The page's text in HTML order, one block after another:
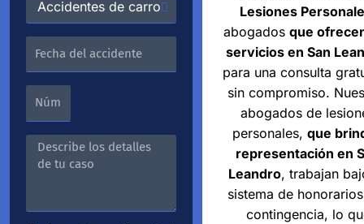
Lesiones
abogados que
servicios en San
para una consulta
sin compromiso.
abogados de
personales, que
representación en
Leandro, trabajan
sistema de
contingencia, lo